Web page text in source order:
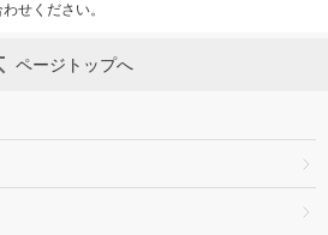
せください。
ページトップへ